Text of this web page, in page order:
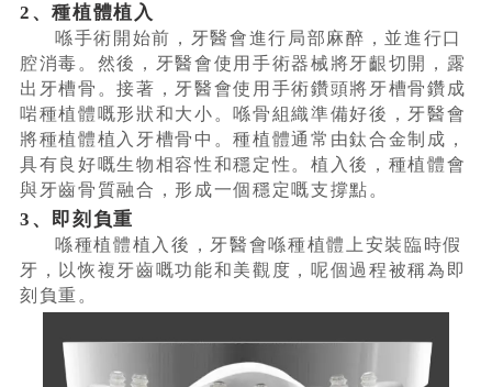
2、種植體植入
喺手術開始前，牙醫會進行局部麻醉，並進行口
腔消毒。然後，牙醫會使用手術器械將牙齦切開，露
出牙槽骨。接著，牙醫會使用手術鑽頭將牙槽骨鑽成
啱種植體嘅形狀和大小。喺骨組織準備好後，牙醫會
將種植體植入牙槽骨中。種植體通常由鈦合金制成，
具有良好嘅生物相容性和穩定性。植入後，種植體會
與牙齒骨質融合，形成一個穩定嘅支撐點。
3、即刻負重
喺種植體植入後，牙醫會喺種植體上安裝臨時假
牙，以恢複牙齒嘅功能和美觀度，呢個過程被稱為即
刻負重。